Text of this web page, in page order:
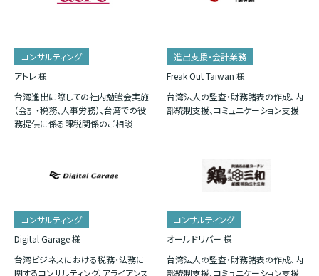
コンサルティング
アトレ 様
台湾進出に際しての社内勉強会実施
（会計・税務、人事労務）、台湾での役
務提供に係る課税関係のご相談
進出支援・会計業務
Freak Out Taiwan 様
台湾法人の監査・財務諸表の作成、内
部統制支援、コミュニケーション支援
コンサルティング
Digital Garage 様
台湾ビジネスにおける税務・法務に
関するコンサルティング、アライアンス
コンサルティング
オールドリバー 様
台湾法人の監査・財務諸表の作成、内
部統制支援、コミュニケーション支援